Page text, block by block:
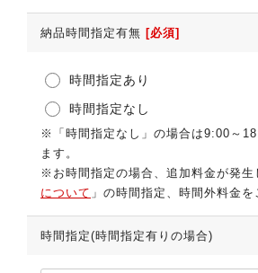
納品時間指定有無 [必須]
時間指定あり
時間指定なし
※「時間指定なし」の場合は9:00～
ます。
※お時間指定の場合、追加料金が発生
について 」の時間指定、時間外料金を
時間指定(時間指定有りの場合)